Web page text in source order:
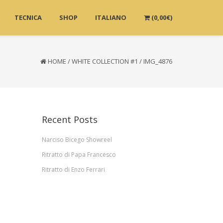
TECNICA SHOP ITALIANO (0,00€)
HOME /WHITE COLLECTION #1 / IMG_4876
Recent Posts
Narciso Bicego Showreel
Ritratto di Papa Francesco
Ritratto di Enzo Ferrari